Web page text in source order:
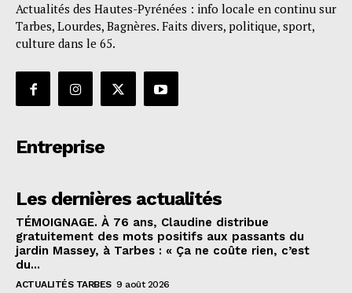
Actualités des Hautes-Pyrénées : info locale en continu sur
Tarbes, Lourdes, Bagnères. Faits divers, politique, sport,
culture dans le 65.
Entreprise
Les dernières actualités
TÉMOIGNAGE. À 76 ans, Claudine distribue
gratuitement des mots positifs aux passants du
jardin Massey, à Tarbes : « Ça ne coûte rien, c’est
du...
ACTUALITÉS TARBES 9 août 2026